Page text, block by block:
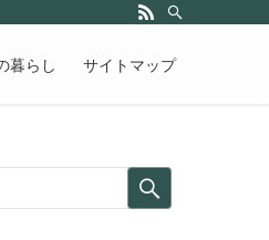
暮らし サイトマップ